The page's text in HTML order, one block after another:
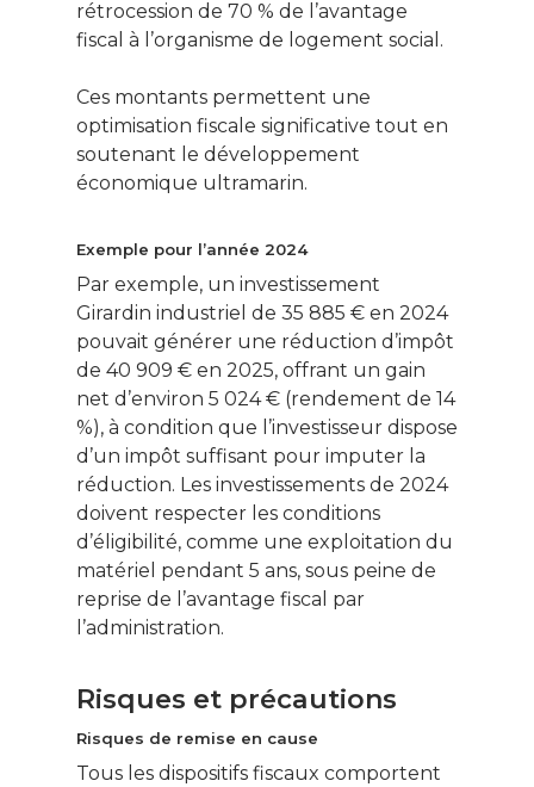
rétrocession de 70 % de l’avantage
fiscal à l’organisme de logement social.
Ces montants permettent une
optimisation fiscale significative tout en
soutenant le développement
économique ultramarin.
Exemple pour l’année 2024
Par exemple, un investissement
Girardin industriel de 35 885 € en 2024
pouvait générer une réduction d’impôt
de 40 909 € en 2025, offrant un gain
net d’environ 5 024 € (rendement de 14
%), à condition que l’investisseur dispose
d’un impôt suffisant pour imputer la
réduction. Les investissements de 2024
doivent respecter les conditions
d’éligibilité, comme une exploitation du
matériel pendant 5 ans, sous peine de
reprise de l’avantage fiscal par
l’administration.
Risques et précautions
Risques de remise en cause
Tous les dispositifs fiscaux comportent
Gérer son
Fiches pratiques